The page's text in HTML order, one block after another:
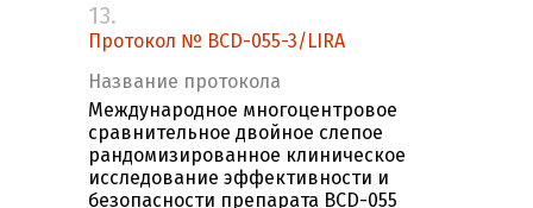
13.
Протокол № BCD-055-3/LIRA
Название протокола
Международное многоцентровое
сравнительное двойное слепое
рандомизированное клиническое
исследование эффективности и
безопасности препарата BCD-055